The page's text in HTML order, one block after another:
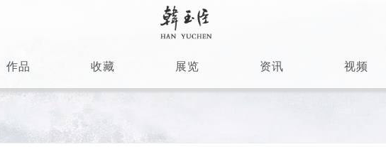
作品 收藏 展览 资讯 视频